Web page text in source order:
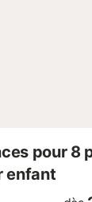
pour 8
enfant